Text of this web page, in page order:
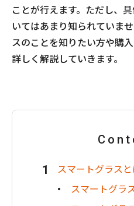
ことが行えます。ただし、
いてはあまり知られていま
スのことを知りたい方や購
詳しく解説していきます。
スマートグラスと
スマートグラ